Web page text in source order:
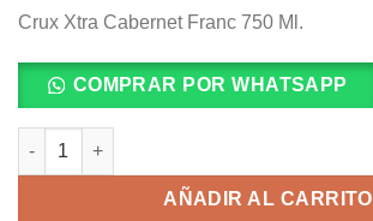
Crux Xtra Cabernet Franc 750 Ml.
COMPRAR POR WHATSAPP
Crux Xtra Cabernet Franc 750 Ml. cantidad
AÑADIR AL CARRITO